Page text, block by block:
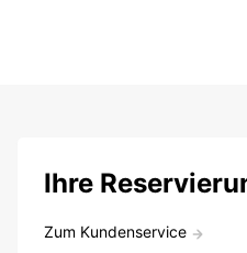
Ihre
Zum Kundenservice